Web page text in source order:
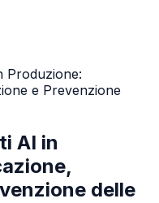
Produzione:
e Prevenzione
AI in
delle